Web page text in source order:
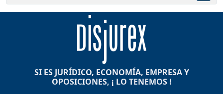
SI ES JURÍDICO, ECONOMÍA, EMPRESA Y
OPOSICIONES, ¡ LO TENEMOS !